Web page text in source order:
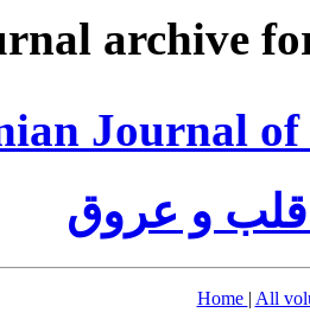
archive
Journal of
قلب و عروق
Home | All